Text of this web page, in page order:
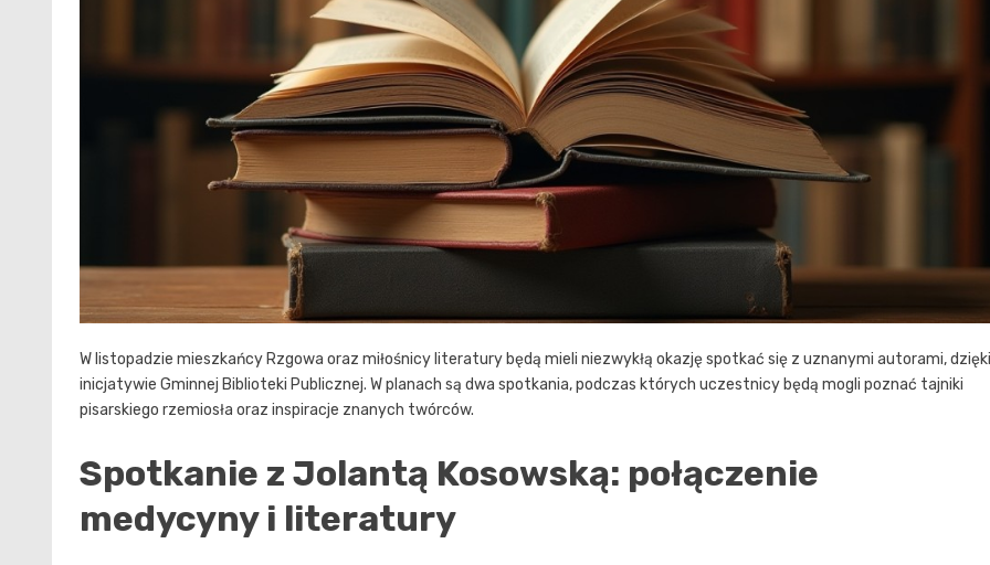
W listopadzie mieszkańcy Rzgowa oraz miłośnicy literatury będą mieli niezwykłą okazję spotkać się z uznanymi autorami, dzięki
inicjatywie Gminnej Biblioteki Publicznej. W planach są dwa spotkania, podczas których uczestnicy będą mogli poznać tajniki
pisarskiego rzemiosła oraz inspiracje znanych twórców.
Spotkanie z Jolantą Kosowską: połączenie
medycyny i literatury